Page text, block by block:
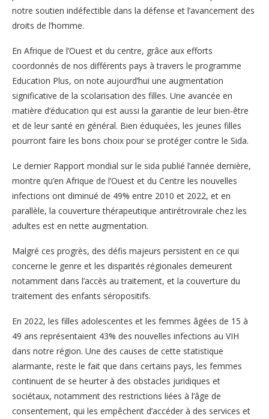
notre soutien indéfectible dans la défense et l’avancement des
droits de l’homme.
En Afrique de l’Ouest et du centre, grâce aux efforts
coordonnés de nos différents pays à travers le programme
Education Plus, on note aujourd’hui une augmentation
significative de la scolarisation des filles. Une avancée en
matière d’éducation qui est aussi la garantie de leur bien-être
et de leur santé en général. Bien éduquées, les jeunes filles
pourront faire les bons choix pour se protéger contre le Sida.
Le dernier Rapport mondial sur le sida publié l’année dernière,
montre qu’en Afrique de l’Ouest et du Centre les nouvelles
infections ont diminué de 49% entre 2010 et 2022, et en
parallèle, la couverture thérapeutique antirétrovirale chez les
adultes est en nette augmentation.
Malgré ces progrès, des défis majeurs persistent en ce qui
concerne le genre et les disparités régionales demeurent
notamment dans l’accès au traitement, et la couverture du
traitement des enfants séropositifs.
En 2022, les filles adolescentes et les femmes âgées de 15 à
49 ans représentaient 43% des nouvelles infections au VIH
dans notre région. Une des causes de cette statistique
alarmante, reste le fait que dans certains pays, les femmes
continuent de se heurter à des obstacles juridiques et
sociétaux, notamment des restrictions liées à l’âge de
consentement, qui les empêchent d’accéder à des services et